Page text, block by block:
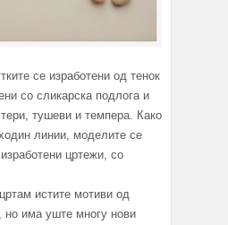
се изработени од тенок
со сликарска подлога и
тушеви и темпера. Како
линии, моделите се
цртежи, со
истите мотиви од
но има уште многу нови